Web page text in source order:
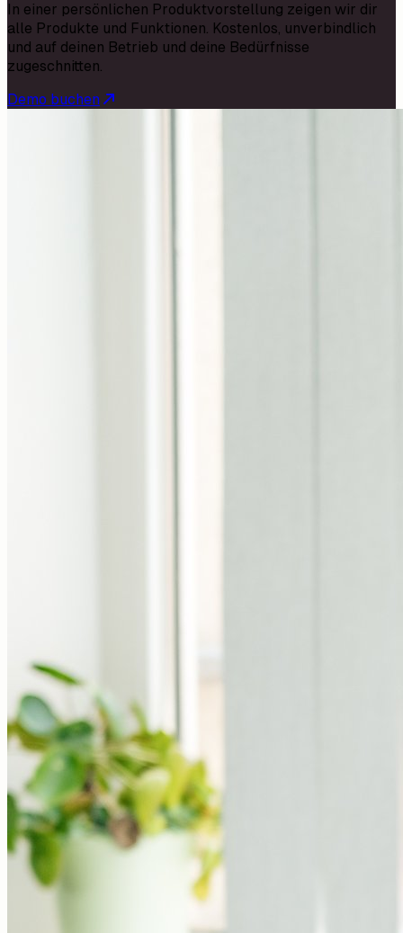
In einer persönlichen Produktvorstellung zeigen wir dir
alle Produkte und Funktionen. Kostenlos, unverbindlich
und auf deinen Betrieb und deine Bedürfnisse
zugeschnitten.
Demo buchen